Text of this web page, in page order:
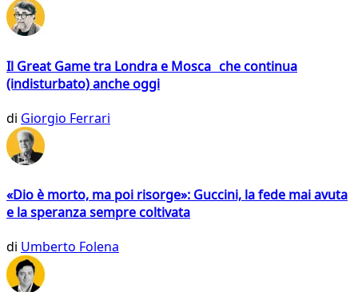
Il Great Game tra Londra e Mosca che continua
(indisturbato) anche oggi
di Giorgio Ferrari
«Dio è morto, ma poi risorge»: Guccini, la fede mai avuta
e la speranza sempre coltivata
di Umberto Folena